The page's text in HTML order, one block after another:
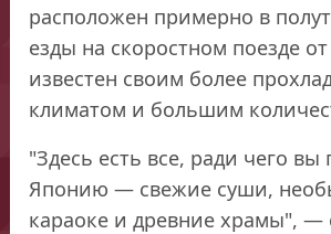
расположен примерно в
езды на скоростном поезде
известен своим более
климатом и большим
"Здесь есть все, ради чего вы
Японию — свежие суши,
караоке и древние храмы", —